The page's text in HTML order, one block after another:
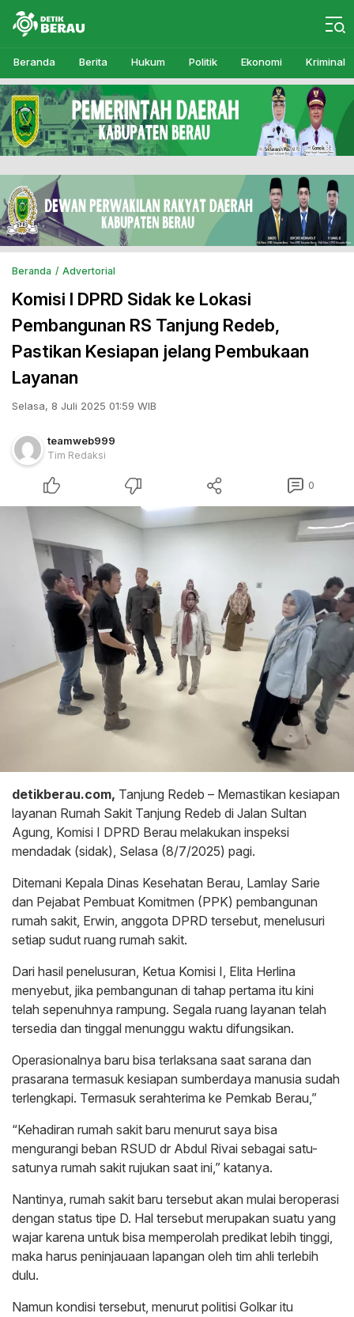
Detikberau.com
Media Diskusi Rakyat
Beranda Berita Hukum Politik Ekonomi Kriminal
Beranda Advertorial
Komisi I DPRD Sidak ke Lokasi
Pembangunan RS Tanjung Redeb,
Pastikan Kesiapan jelang Pembukaan
Layanan
Selasa, 8 Juli 2025 01:59 WIB
teamweb999
Tim Redaksi
0
detikberau.com, Tanjung Redeb – Memastikan kesiapan
layanan Rumah Sakit Tanjung Redeb di Jalan Sultan
Agung, Komisi I DPRD Berau melakukan inspeksi
mendadak (sidak), Selasa (8/7/2025) pagi.
Ditemani Kepala Dinas Kesehatan Berau, Lamlay Sarie
dan Pejabat Pembuat Komitmen (PPK) pembangunan
rumah sakit, Erwin, anggota DPRD tersebut, menelusuri
setiap sudut ruang rumah sakit.
Dari hasil penelusuran, Ketua Komisi I, Elita Herlina
menyebut, jika pembangunan di tahap pertama itu kini
telah sepenuhnya rampung. Segala ruang layanan telah
tersedia dan tinggal menunggu waktu difungsikan.
Operasionalnya baru bisa terlaksana saat sarana dan
prasarana termasuk kesiapan sumberdaya manusia sudah
terlengkapi. Termasuk serahterima ke Pemkab Berau,”
“Kehadiran rumah sakit baru menurut saya bisa
mengurangi beban RSUD dr Abdul Rivai sebagai satu-
satunya rumah sakit rujukan saat ini,” katanya.
Nantinya, rumah sakit baru tersebut akan mulai beroperasi
dengan status tipe D. Hal tersebut merupakan suatu yang
wajar karena untuk bisa memperolah predikat lebih tinggi,
maka harus peninjauaan lapangan oleh tim ahli terlebih
dulu.
Namun kondisi tersebut, menurut politisi Golkar itu